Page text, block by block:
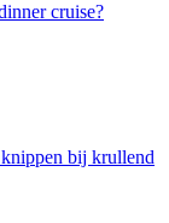
cruise?
bij krullend